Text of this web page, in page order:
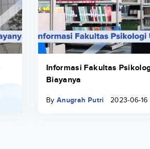
Informasi Fakultas
Biayanya
By Anugrah Putri 2023-06-16